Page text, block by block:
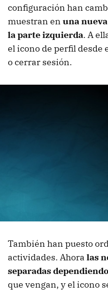
configuración han
muestran en una
la parte izquierda. A
el icono de perfil desde
o cerrar sesión.
También han puesto
actividades. Ahora las
separadas
que vengan, y el icono